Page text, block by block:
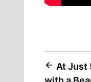
Post
At Just